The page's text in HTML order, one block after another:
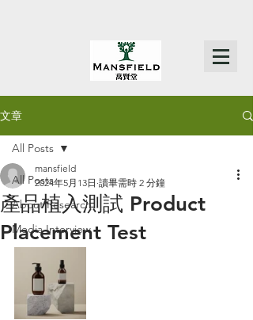
文章
All Posts
About Research
Media Interview
All Posts
產品植入測試 Product
Placement Test
mansfield
2024年5月13日 讀畢需時 2 分鐘